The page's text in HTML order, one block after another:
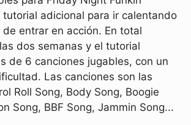
adicional para ir calentando
entrar en acción. En total
dos semanas y el tutorial
de 6 canciones jugables, con un
Las canciones son las
Roll Song, Body Song, Boogie
Song, BBF Song, Jammin Song...